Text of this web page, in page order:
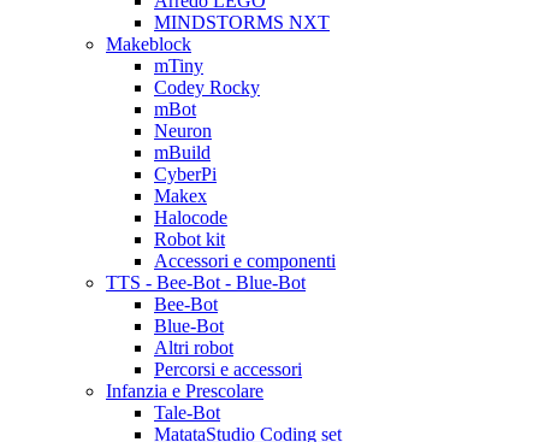
MINDSTORMS NXT
Makeblock
mTiny
Codey Rocky
mBot
Neuron
mBuild
CyberPi
Makex
Halocode
Robot kit
Accessori e componenti
TTS - Bee-Bot - Blue-Bot
Bee-Bot
Blue-Bot
Altri robot
Percorsi e accessori
Infanzia e Prescolare
Tale-Bot
MatataStudio Coding set